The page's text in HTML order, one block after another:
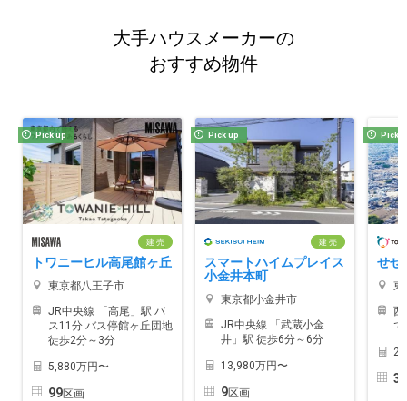
大手ハウスメーカーの
おすすめ物件
Pick up
建 売
トワニーヒル高尾館ヶ丘
東京都八王子市
JR中央線 「高尾」駅 バ
ス11分 バス停館ヶ丘団地
徒歩2分～3分
5,880万円〜
99区画
Pick up
建 売
スマートハイムプレイス
小金井本町
東京都小金井市
JR中央線 「武蔵小金
井」駅 徒歩6分～6分
13,980万円〜
9区画
Pick
せせ
東
西
で
33